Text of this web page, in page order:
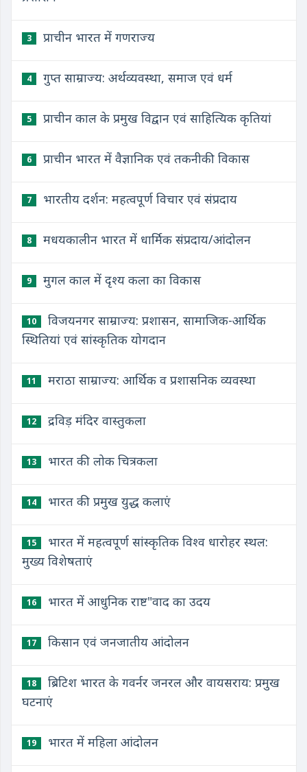
3 प्राचीन भारत में गणराज्य
4 गुप्त साम्राज्य: अर्थव्यवस्था, समाज एवं धर्म
5 प्राचीन काल के प्रमुख विद्वान एवं साहित्यिक कृतियां
6 प्राचीन भारत में वैज्ञानिक एवं तकनीकी विकास
7 भारतीय दर्शन: महत्वपूर्ण विचार एवं संप्रदाय
8 मधयकालीन भारत में धार्मिक संप्रदाय/आंदोलन
9 मुगल काल में दृश्य कला का विकास
10
विजयनगर साम्राज्य: प्रशासन, सामाजिक-आर्थिक
स्थितियां एवं सांस्कृतिक योगदान
11 मराठा साम्राज्य: आर्थिक व प्रशासनिक व्यवस्था
12 द्रविड़ मंदिर वास्तुकला
13 भारत की लोक चित्रकला
14 भारत की प्रमुख युद्ध कलाएं
15
भारत में महत्वपूर्ण सांस्कृतिक विश्व धारोहर स्थल:
मुख्य विशेषताएं
16 भारत में आधुनिक राष्ट"वाद का उदय
17 किसान एवं जनजातीय आंदोलन
18
ब्रिटिश भारत के गवर्नर जनरल और वायसराय: प्रमुख
घटनाएं
19 भारत में महिला आंदोलन